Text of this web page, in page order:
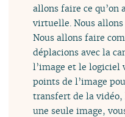
allons faire ce qu’on
virtuelle. Nous
Nous allons faire
déplacions avec la
l’image et le logiciel
points de l’image
transfert de la vidéo,
une seule image,